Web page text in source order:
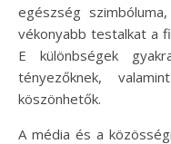
egészség
vékonyabb testalkat a
E különbségek
tényezőknek,
köszönhetők.
A média és a